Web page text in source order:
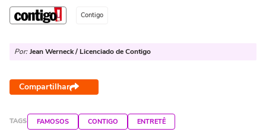
Contigo
Por: Jean Werneck / Licenciado de Contigo
Compartilhar
TAGS FAMOSOS CONTIGO ENTRETÊ